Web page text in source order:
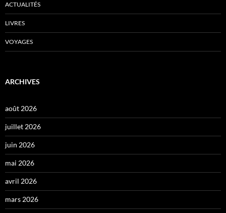
ACTUALITÉS
LIVRES
VOYAGES
ARCHIVES
août 2026
juillet 2026
juin 2026
mai 2026
avril 2026
mars 2026